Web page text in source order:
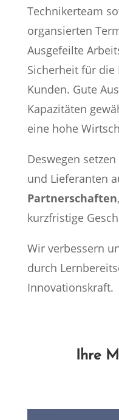
Technikerteam
organsierten
Ausgefeilte
Sicherheit für
Kunden. Gute
Kapazitäten
eine hohe
Deswegen
und Lieferanten
Partnerschaften
kurzfristige
Wir verbessern
durch
Innovationskraft.
Ihre